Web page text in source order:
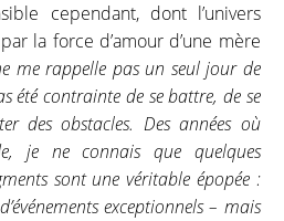
cependant, dont l’univers
la force d’amour d’une mère
me rappelle pas un seul jour de
été contrainte de se battre, de se
des obstacles. Des années où
je ne connais que quelques
sont une véritable épopée :
exceptionnels – mais